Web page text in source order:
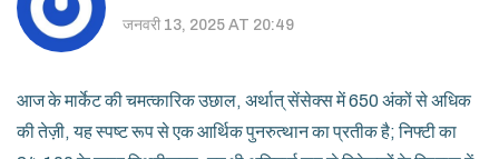
जनवरी 13, 2025 AT 20:49
आज के मार्केट की चमत्कारिक उछाल, अर्थात् सेंसेक्स में 650 अंकों से अधिक
की तेज़ी, यह स्पष्ट रूप से एक आर्थिक पुनरुत्थान का प्रतीक है; निफ्टी का